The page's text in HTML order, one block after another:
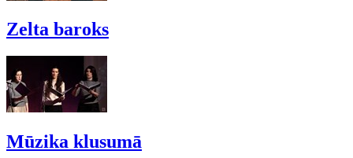
Zelta baroks
Mūzika klusumā